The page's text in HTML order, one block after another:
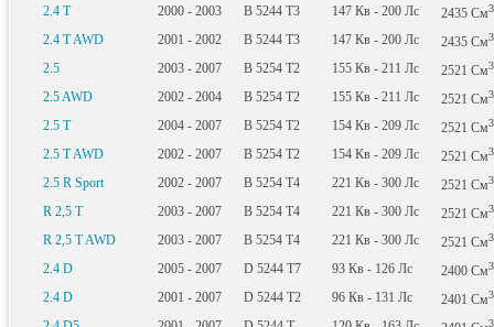
2.4 T 2000 - 2003 B 5244 T3 147 Кв - 200 Лс 2435 См3
2.4 T AWD 2001 - 2002 B 5244 T3 147 Кв - 200 Лс 2435 См3
2.5 2003 - 2007 B 5254 T2 155 Кв - 211 Лс 2521 См3
2.5 AWD 2002 - 2004 B 5254 T2 155 Кв - 211 Лс 2521 См3
2.5 T 2004 - 2007 B 5254 T2 154 Кв - 209 Лс 2521 См3
2.5 T AWD 2002 - 2007 B 5254 T2 154 Кв - 209 Лс 2521 См3
2.5 R Sport 2002 - 2007 B 5254 T4 221 Кв - 300 Лс 2521 См3
R 2,5 T 2003 - 2007 B 5254 T4 221 Кв - 300 Лс 2521 См3
R 2,5 T AWD 2003 - 2007 B 5254 T4 221 Кв - 300 Лс 2521 См3
2.4 D 2005 - 2007 D 5244 T7 93 Кв - 126 Лс 2400 См3
2.4 D 2001 - 2007 D 5244 T2 96 Кв - 131 Лс 2401 См3
3